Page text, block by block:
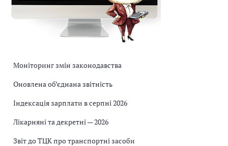
Моніторинг змін законодавства
Оновлена об’єднана звітність
Індексація зарплати в серпні 2026
Лікарняні та декретні — 2026
Звіт до ТЦК про транспортні засоби